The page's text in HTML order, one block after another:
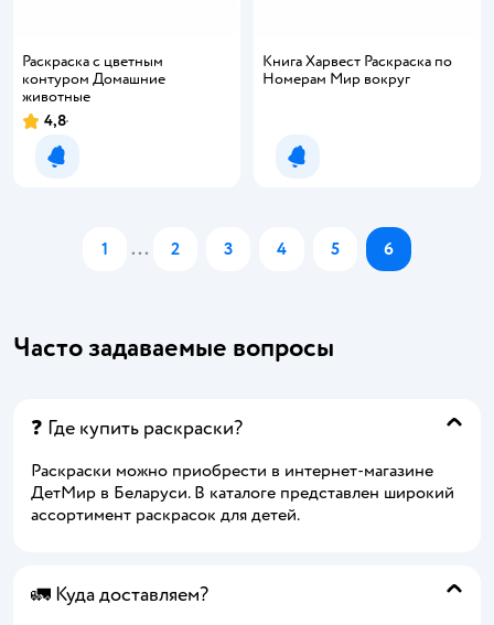
Раскраска с цветным
контуром Домашние
животные
4,8
Уведомить о появлении
Книга Харвест Раскраска по
Номерам Мир вокруг
Уведомить о появлении
1 ... 2 3 4 5 6
Часто задаваемые вопросы
❓ Где купить раскраски?
Раскраски можно приобрести в интернет-магазине
ДетМир в Беларуси. В каталоге представлен широкий
ассортимент раскрасок для детей.
🚛 Куда доставляем?